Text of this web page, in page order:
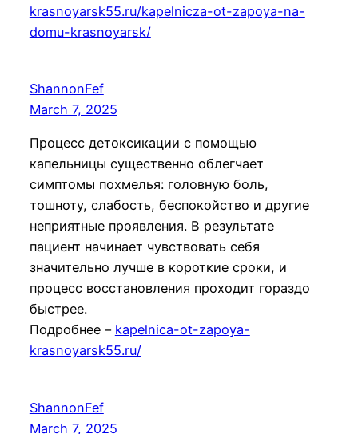
krasnoyarsk55.ru/kapelnicza-ot-zapoya-na-
domu-krasnoyarsk/
ShannonFef
March 7, 2025
Процесс детоксикации с помощью
капельницы существенно облегчает
симптомы похмелья: головную боль,
тошноту, слабость, беспокойство и другие
неприятные проявления. В результате
пациент начинает чувствовать себя
значительно лучше в короткие сроки, и
процесс восстановления проходит гораздо
быстрее.
Подробнее – kapelnica-ot-zapoya-
krasnoyarsk55.ru/
ShannonFef
March 7, 2025